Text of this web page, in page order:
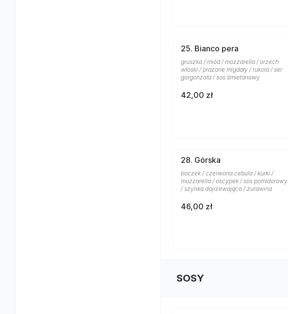
25. Bianco pera
gruszka / miód / mozzarella / orzech
włoski / prażone migdały / rukola / ser
gorgonzola / sos śmietanowy
42,00 zł
28. Górska
boczek / czerwona cebula / kurki /
mozzarella / oscypek / sos pomidorowy
/ szynka dojrzewająca / żurawina
46,00 zł
SOSY